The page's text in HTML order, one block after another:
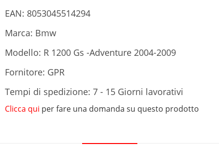
EAN: 8053045514294
Marca: Bmw
Modello: R 1200 Gs -Adventure 2004-2009
Fornitore: GPR
Tempi di spedizione: 7 - 15 Giorni lavorativi
Clicca qui per fare una domanda su questo prodotto